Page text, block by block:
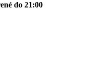
do 21:00